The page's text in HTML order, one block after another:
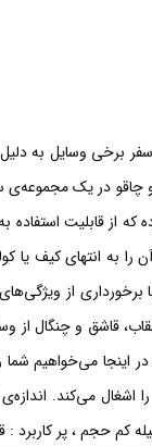
برخی وسایل به
و چاقو در یک
قابلیت استفاده
به انتهای کیف
ست قاشق، چنگال و
قاشق و چنگال
می‌کند.
حجم ، پر کاربرد :